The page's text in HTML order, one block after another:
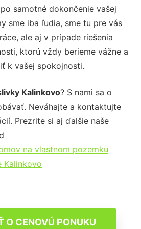
samotné dokončenie vašej
sme iba ľudia, sme tu pre vás
ale aj v prípade riešenia
ktorú vždy berieme vážne a
k vašej spokojnosti.
Kalinkovo? S nami sa o
Neváhajte a kontaktujte
Prezrite si aj ďalšie naše
na vlastnom pozemku
Kalinkovo
O CENOVÚ PONUKU